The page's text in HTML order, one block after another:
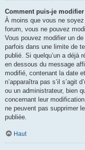
Comment puis-je
À moins que vous ne
forum, vous ne pouvez
Vous pouvez modifier un
parfois dans une limite de
publié. Si quelqu’un a déjà
en dessous du message
modifié, contenant la date
n’apparaîtra pas s’il s’agit
ou un administrateur, bien
concernant leur
ne peuvent pas supprimer
publiée.
Haut